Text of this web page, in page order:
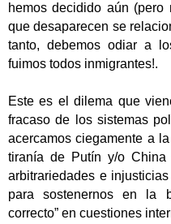
hemos decidido aún
que desaparecen se
tanto, debemos odiar a
fuimos todos inmigrantes!.
Este es el dilema que
fracaso de los sistemas
acercamos ciegamente a
tiranía de Putín y/o China
arbitrariedades e
para sostenernos en la
correcto” en cuestiones